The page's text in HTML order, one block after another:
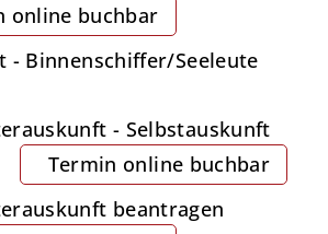
online buchbar
- Binnenschiffer/Seeleute
- Selbstauskunft
Termin online buchbar
beantragen